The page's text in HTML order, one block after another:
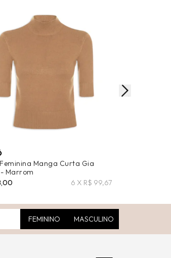
Manga Curta Gia
Marrom
6 X R$ 99,67
FEMININO MASCULINO